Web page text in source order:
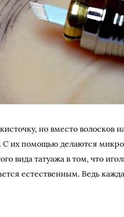
но вместо волосков
С их помощью делаются
вида татуажа в том, что
естественным. Ведь